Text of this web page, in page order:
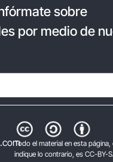
sobre
por medio de
Todo el material en esta
indique lo contrario, es CC-BY-